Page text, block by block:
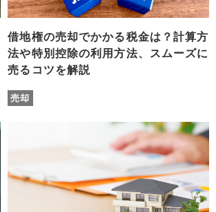
借地権の売却でかかる税金は？計算方
法や特別控除の利用方法、スムーズに
売るコツを解説
売却